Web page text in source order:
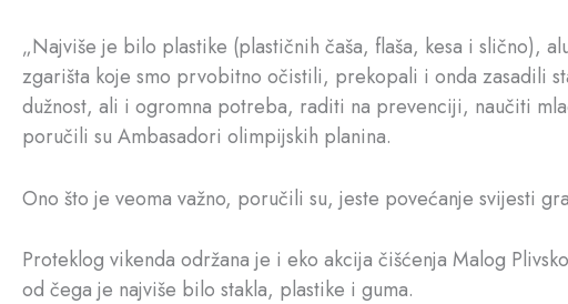
„Najviše je bilo plastike (plastičnih čaša, flaša, kesa i slično),
zgarišta koje smo prvobitno očistili, prekopali i onda zasadili
dužnost, ali i ogromna potreba, raditi na prevenciji, naučiti
poručili su Ambasadori olimpijskih planina.
Ono što je veoma važno, poručili su, jeste povećanje svijesti
Proteklog vikenda održana je i eko akcija čišćenja Malog
od čega je najviše bilo stakla, plastike i guma.